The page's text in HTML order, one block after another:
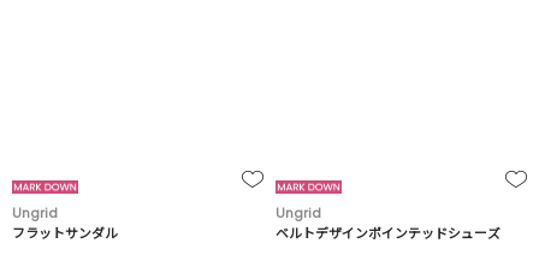
Ungrid
フラットサンダル
Ungrid
ベルトデザインポインテッドシューズ